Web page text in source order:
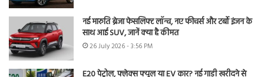
नई मारुति ब्रेजा फेसलिफ्ट लॉन्च, नए फीचर्स और टर्बो इंजन के
साथ आई SUV, जानें क्या है कीमत
26 July 2026 - 3:56 PM
E20 पेट्रोल, फ्लेक्स फ्यूल या EV कार? नई गाड़ी खरीदने से